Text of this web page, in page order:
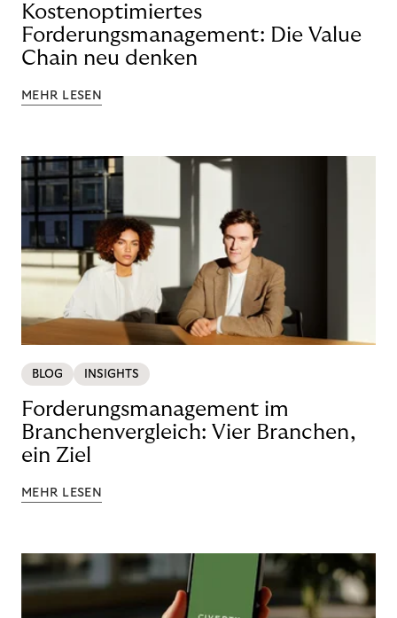
Kostenoptimiertes
Forderungsmanagement: Die Value
Chain neu denken
MEHR LESEN
BLOG INSIGHTS
Forderungsmanagement im
Branchenvergleich: Vier Branchen,
ein Ziel
MEHR LESEN